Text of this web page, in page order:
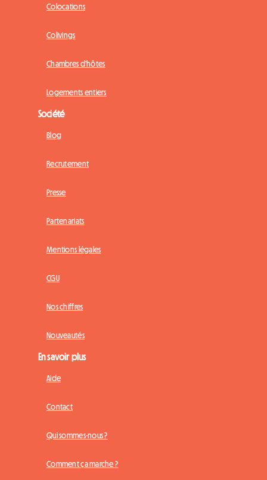
Colocations
Colivings
Chambres d'hôtes
Logements entiers
Société
Blog
Recrutement
Presse
Partenariats
Mentions légales
CGU
Nos chiffres
Nouveautés
En savoir plus
Aide
Contact
Qui sommes-nous ?
Comment ça marche ?